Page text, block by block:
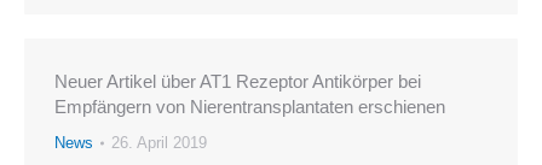
Neuer Artikel über AT1 Rezeptor Antikörper bei
Empfängern von Nierentransplantaten erschienen
News 26. April 2019